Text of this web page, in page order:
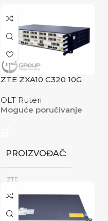
ZTE ZXA10 C320 10G
OLT Ruteri
Moguće poručivanje
PROIZVOĐAČ
ZTE
STANJE